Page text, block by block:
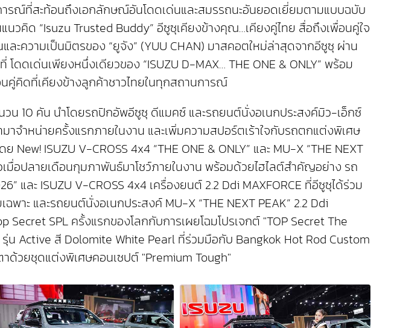
รณ์ที่สะท้อนถึงเอกลักษณ์อันโดดเด่นและสมรรถนะอันยอดเยี่ยมตามแบบฉบับ
นวคิด “Isuzu Trusted Buddy” อีซูซุเคียงข้างคุณ…เคียงคู่ไทย สื่อถึงเพื่อนคู่ใจ
ละความเป็นมิตรของ “ยูจัง” (YUU CHAN) มาสคอตใหม่ล่าสุดจากอีซูซุ ผ่าน
เด่นเพียงหนึ่งเดียวของ “ISUZU D-MAX… THE ONE & ONLY” พร้อม
คู่คิดที่เคียงข้างลูกค้าชาวไทยในทุกสถานการณ์
10 คัน นำโดยรถปิกอัพอีซูซุ ดีแมคซ์ และรถยนต์นั่งอเนกประสงค์มิว-เอ็กซ์
จำหน่ายครั้งแรกภายในงาน และเพิ่มความสปอร์ตเร้าใจกับรถตกแต่งพิเศษ
ISUZU V-CROSS 4x4 “THE ONE & ONLY” และ MU-X “THE NEXT
เมื่อปลายเดือนกุมภาพันธ์มาโชว์ภายในงาน พร้อมด้วยไฮไลต์สำคัญอย่าง รถ
และ ISUZU V-CROSS 4x4 เครื่องยนต์ 2.2 Ddi MAXFORCE ที่อีซูซุได้ร่วม
และรถยนต์นั่งอเนกประสงค์ MU-X “THE NEXT PEAK” 2.2 Ddi
SPL ครั้งแรกของโลกกับการเผยโฉมโปรเจกต์ "TOP Secret The
รุ่น Active สี Dolomite White Pearl ที่ร่วมมือกับ Bangkok Hot Rod Custom
ด้วยชุดแต่งพิเศษคอนเซปต์ "Premium Tough"